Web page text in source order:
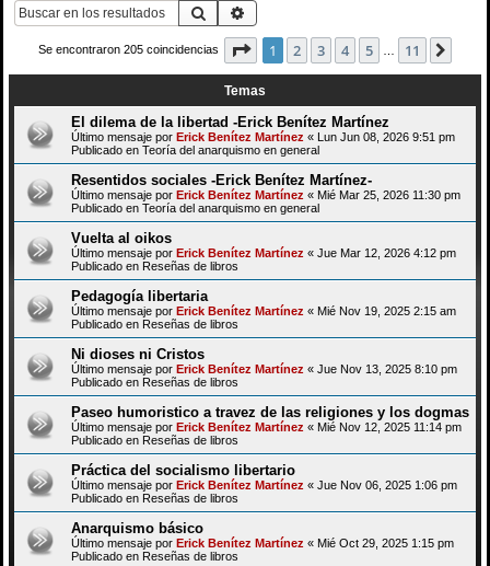
Buscar
Se encontraron 205 coincidencias Página de 11
1 2 3 4 5 11
Temas
El dilema de la libertad -Erick Benítez Martínez
Último mensaje por Erick Benítez Martínez « Lun Jun 08, 2026 9:51 pm
Publicado en Teoría del anarquismo en general
Resentidos sociales -Erick Benítez Martínez-
Último mensaje por Erick Benítez Martínez « Mié Mar 25, 2026 11:30 pm
Publicado en Teoría del anarquismo en general
Vuelta al oikos
Último mensaje por Erick Benítez Martínez « Jue Mar 12, 2026 4:12 pm
Publicado en Reseñas de libros
Pedagogía libertaria
Último mensaje por Erick Benítez Martínez « Mié Nov 19, 2025 2:15 am
Publicado en Reseñas de libros
Ni dioses ni Cristos
Último mensaje por Erick Benítez Martínez « Jue Nov 13, 2025 8:10 pm
Publicado en Reseñas de libros
Paseo humoristico a travez de las religiones y los dogmas
Último mensaje por Erick Benítez Martínez « Mié Nov 12, 2025 11:14 pm
Publicado en Reseñas de libros
Práctica del socialismo libertario
Último mensaje por Erick Benítez Martínez « Jue Nov 06, 2025 1:06 pm
Publicado en Reseñas de libros
Anarquismo básico
Último mensaje por Erick Benítez Martínez « Mié Oct 29, 2025 1:15 pm
Publicado en Reseñas de libros